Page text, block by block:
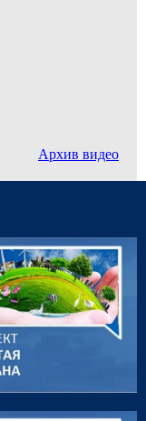
Архив видео